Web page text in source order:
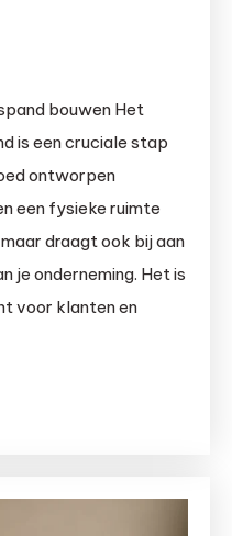
bouwen Het
is een cruciale stap
ontworpen
een fysieke ruimte
draagt ook bij aan
je onderneming. Het is
voor klanten en